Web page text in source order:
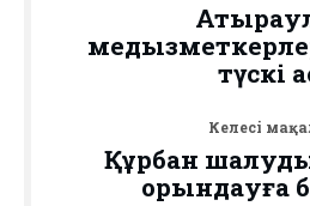
түскі
Келесі
Құрбан шалуды
орындауға